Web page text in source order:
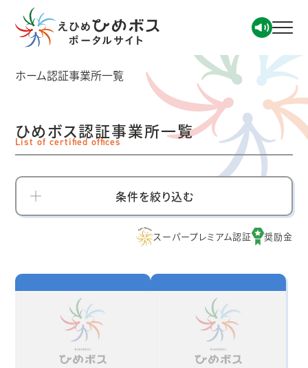
ホーム認証事業所一覧
ひめボス認証事業所一覧
List of certified offices
条件を絞り込む
スーパープレミアム認証 奨励金